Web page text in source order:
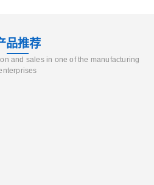
品推荐
and sales in one of the manufacturing